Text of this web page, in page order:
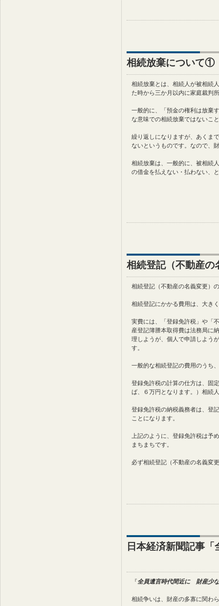
相続放棄について①
相続放棄とは、相続人が被相続
た時から三か月以内に家庭裁判
一般的に、「預金の権利は放棄
な意味での相続放棄ではないこ
繰り返しになりますが、あくま
ないというものです。なので、
相続放棄は、一般的に、被相続
の借金を払えない・払わない、
相続登記（不動産の
相続登記（不動産の名義変更）
相続登記にかかる費用は、大き
実費には、「登録免許税」や「
産登記簿謄本取得費は法務局に
理しようが、個人で申請しよう
す。
一般的な相続登記の費用のうち
登録免許税の計算の仕方は、固
ば、６万円となります。）相続
登録免許税の納税義務者は、登
ことになります。
上記のように、登録免許税は予
まちまちです。
必ず相続登記（不動産の名義変
日本経済新聞記事
『全員遺言時代間近に 財産少
相続争いは、財産の多寡に関わ